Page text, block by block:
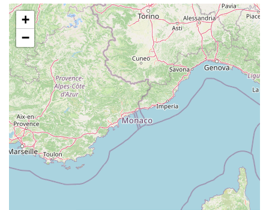
+
−